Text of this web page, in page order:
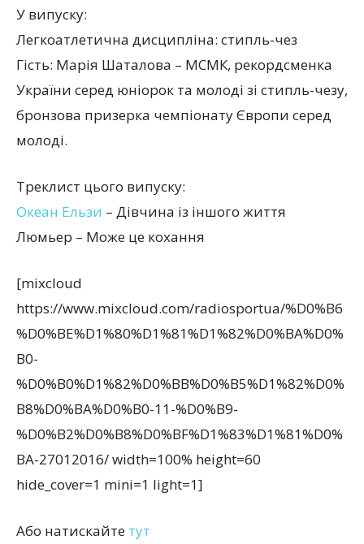
У випуску:
Легкоатлетична дисципліна: стипль-чез
Гість: Марія Шаталова – МСМК, рекордсменка
України серед юніорок та молоді зі стипль-чезу,
бронзова призерка чемпіонату Європи серед
молоді.
Треклист цього випуску:
Океан Ельзи – Дівчина із іншого життя
Люмьер – Може це кохання
[mixcloud
https://www.mixcloud.com/radiosportua/%D0%B6
%D0%BE%D1%80%D1%81%D1%82%D0%BA%D0%
B0-
%D0%B0%D1%82%D0%BB%D0%B5%D1%82%D0%
B8%D0%BA%D0%B0-11-%D0%B9-
%D0%B2%D0%B8%D0%BF%D1%83%D1%81%D0%
BA-27012016/ width=100% height=60
hide_cover=1 mini=1 light=1]
Або натискайте тут